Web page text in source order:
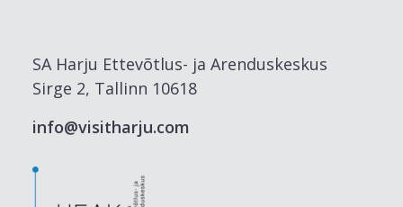
SA Harju Ettevõtlus- ja Arenduskeskus
Sirge 2, Tallinn 10618
info@visitharju.com